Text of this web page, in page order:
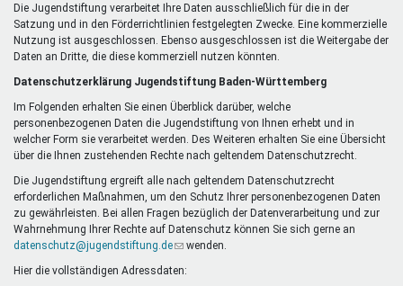
Demokratie & Beteiligung
E-
Mail)
Die Jugendstiftung verarbeitet Ihre Daten ausschließlich für die in der
Satzung und in den Förderrichtlinien festgelegten Zwecke. Eine kommerzielle
Nutzung ist ausgeschlossen. Ebenso ausgeschlossen ist die Weitergabe der
Daten an Dritte, die diese kommerziell nutzen könnten.
Datenschutzerklärung Jugendstiftung Baden-Württemberg
Im Folgenden erhalten Sie einen Überblick darüber, welche
personenbezogenen Daten die Jugendstiftung von Ihnen erhebt und in
welcher Form sie verarbeitet werden. Des Weiteren erhalten Sie eine Übersicht
über die Ihnen zustehenden Rechte nach geltendem Datenschutzrecht.
Die Jugendstiftung ergreift alle nach geltendem Datenschutzrecht
erforderlichen Maßnahmen, um den Schutz Ihrer personenbezogenen Daten
zu gewährleisten. Bei allen Fragen bezüglich der Datenverarbeitung und zur
Wahrnehmung Ihrer Rechte auf Datenschutz können Sie sich gerne an
datenschutz@jugendstiftung.de(Link
E-
wenden.
Hier die vollständigen Adressdaten: